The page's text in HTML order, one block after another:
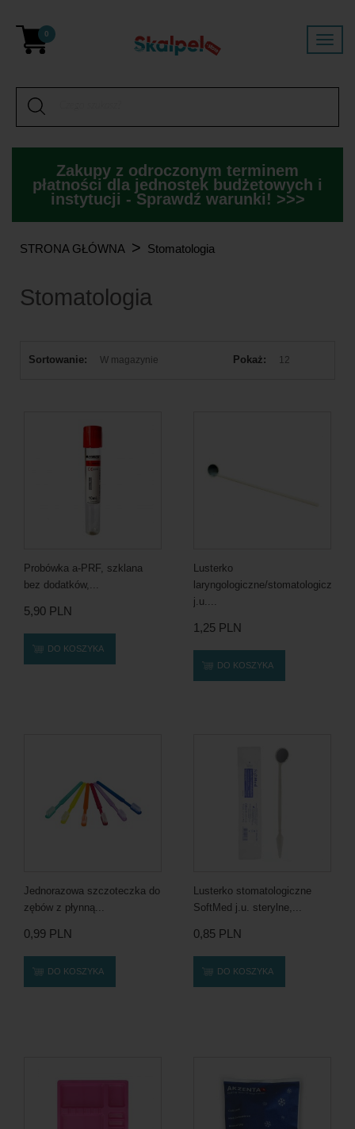
0
Zakupy z odroczonym terminem
płatności dla jednostek budżetowych i
instytucji - Sprawdź warunki! >>>
STRONA GŁÓWNA > Stomatologia
Stomatologia
Sortowanie: W magazynie Pokaż: 12
Probówka a-PRF, szklana
bez dodatków,...
5,90 PLN
DO KOSZYKA
Lusterko
laryngologiczne/stomatologiczne
j.u....
1,25 PLN
DO KOSZYKA
Jednorazowa szczoteczka do
zębów z płynną...
0,99 PLN
DO KOSZYKA
Lusterko stomatologiczne
SoftMed j.u. sterylne,...
0,85 PLN
DO KOSZYKA